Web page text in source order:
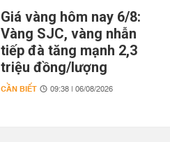
Giá vàng hôm nay 6/8:
Vàng SJC, vàng nhẫn
tiếp đà tăng mạnh 2,3
triệu đồng/lượng
CẦN BIẾT 09:38 | 06/08/2026